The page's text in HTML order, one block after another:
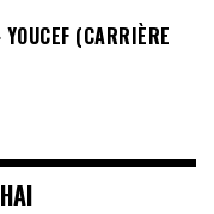
(CARRIÈRE